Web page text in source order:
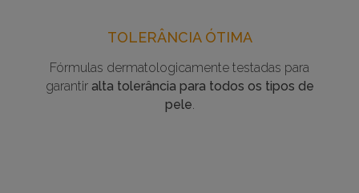
TOLERÂNCIA ÓTIMA
Fórmulas dermatologicamente testadas para
garantiralta tolerância para todos os tipos de
pele.